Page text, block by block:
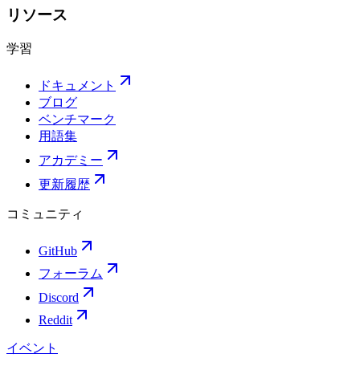
リソース
学習
ドキュメント
ブログ
ベンチマーク
用語集
アカデミー
更新履歴
コミュニティ
GitHub
フォーラム
Discord
Reddit
イベント